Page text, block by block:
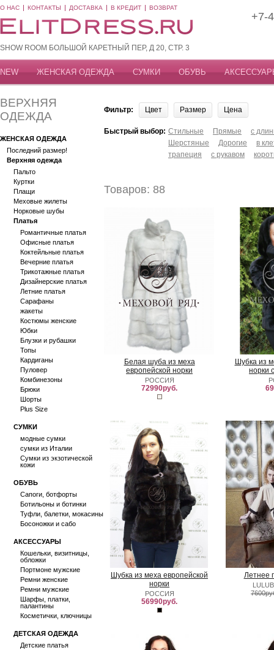
О НАС КОНТАКТЫ ДОСТАВКА В КРЕДИТ ВОЗВРАТ
SHOW ROOM БОЛЬШОЙ КАРЕТНЫЙ ПЕР, Д 20, СТР. 3
+7-
NEW ЖЕНСКАЯ ОДЕЖДА СУМКИ ОБУВЬ
ВЕРХНЯЯ
ОДЕЖДА
ЖЕНСКАЯ ОДЕЖДА
Последний размер!
Верхняя одежда
Пальто
Куртки
Плащи
Меховые жилеты
Норковые шубы
Платья
Романтичные платья
Офисные платья
Коктейльные платья
Вечерние платья
Трикотажные платья
Дизайнерские платья
Летние платья
Сарафаны
жакеты
Костюмы женские
Юбки
Блузки и рубашки
Топы
Кардиганы
Пуловер
Комбинезоны
Брюки
Шорты
Plus Size
СУМКИ
модные сумки
сумки из Италии
Сумки из экзотической
кожи
ОБУВЬ
Сапоги, ботфорты
Ботильоны и ботинки
Туфли, балетки, мокасины
Босоножки и сабо
АКСЕССУАРЫ
Кошельки, визитницы,
обложки
Портмоне мужские
Ремни женские
Ремни мужские
Шарфы, платки,
палантины
Косметички, ключницы
ДЕТСКАЯ ОДЕЖДА
Детские платья
Фильтр: Цвет Размер Цена
Быстрый выбор: Стильные Прямые
с
Шерстяные
Дорогие
в
трапеция
с рукавом
Товаров: 88
Белая шуба из меха
европейской норки
РОССИЯ
72990руб.
Шубка из
норки
Шубка из меха европейской
норки
РОССИЯ
56990руб.
Летнее